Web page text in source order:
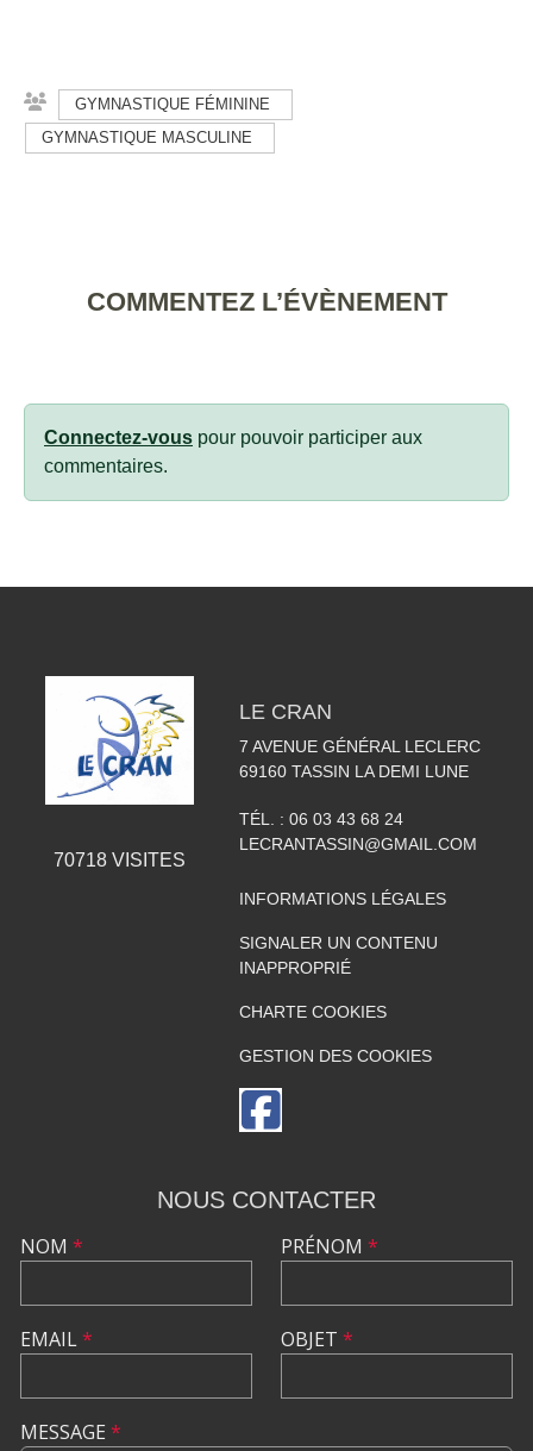
GYMNASTIQUE FÉMININE
GYMNASTIQUE MASCULINE
COMMENTEZ L’ÉVÈNEMENT
Connectez-vous pour pouvoir participer aux
commentaires.
70718VISITES
LE CRAN
7 AVENUE GÉNÉRAL LECLERC
69160 TASSIN LA DEMI LUNE
TÉL. : 06 03 43 68 24
LECRANTASSIN@GMAIL.COM
INFORMATIONS LÉGALES
SIGNALER UN CONTENU
INAPPROPRIÉ
CHARTE COOKIES
GESTION DES COOKIES
NOUS CONTACTER
NOM *
EMAIL*
PRÉNOM *
OBJET *
MESSAGE *